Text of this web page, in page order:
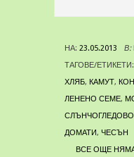
НА: 23.05.2013 В:
ТАГОВЕ/ЕТИКЕТИ:
ХЛЯБ, КАМУТ,
ЛЕНЕНО СЕМЕ,
ДОМАТИ, ЧЕСЪН
ВСЕ ОЩЕ